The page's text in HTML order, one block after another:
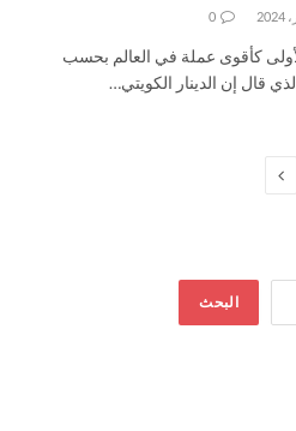
0
كأقوى عملة في العالم بحسب
التالي
البحث